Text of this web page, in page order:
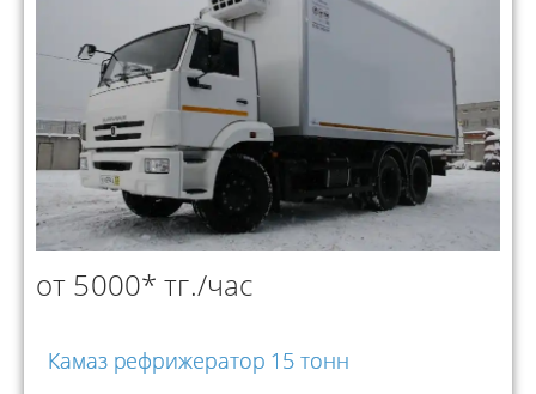
от 5000* тг./час
Камаз рефрижератор 15 тонн